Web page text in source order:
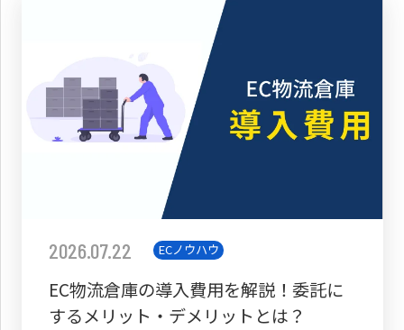
2026.07.22 ECノウハウ
EC物流倉庫の導入費用を解説！委託に
するメリット・デメリットとは？